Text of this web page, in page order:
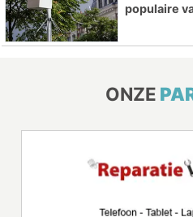
populaire
ONZE